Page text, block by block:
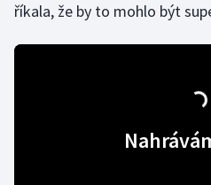
říkala, že by to mohlo být